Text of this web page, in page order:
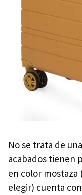
No se trata de
acabados tienen
en color mostaza
elegir) cuenta